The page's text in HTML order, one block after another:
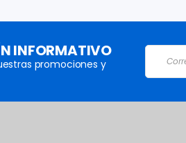
INFORMATIVO
promociones y